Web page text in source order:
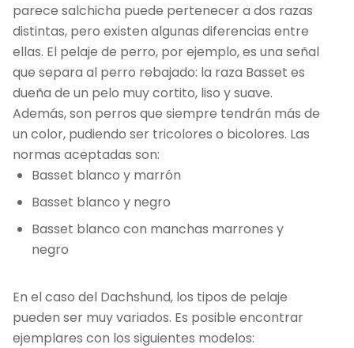
parece salchicha puede pertenecer a dos razas
distintas, pero existen algunas diferencias entre
ellas. El pelaje de perro, por ejemplo, es una señal
que separa al perro rebajado: la raza Basset es
dueña de un pelo muy cortito, liso y suave.
Además, son perros que siempre tendrán más de
un color, pudiendo ser tricolores o bicolores. Las
normas aceptadas son:
Basset blanco y marrón
Basset blanco y negro
Basset blanco con manchas marrones y
negro
En el caso del Dachshund, los tipos de pelaje
pueden ser muy variados. Es posible encontrar
ejemplares con los siguientes modelos: